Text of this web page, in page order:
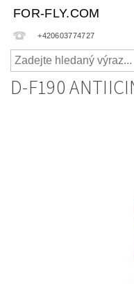
FOR-FLY.COM
+420603774727
D-F190